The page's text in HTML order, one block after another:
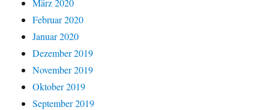
März 2020
Februar 2020
Januar 2020
Dezember 2019
November 2019
Oktober 2019
September 2019